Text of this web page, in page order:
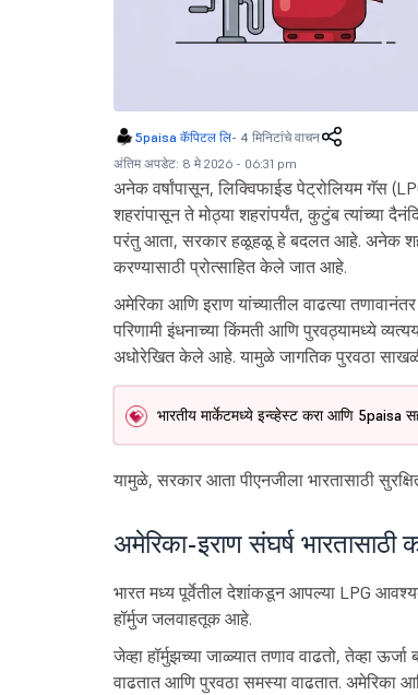
5paisa कॅपिटल लि- 4 मिनिटांचे वाचन
अंतिम अपडेट: 8 मे 2026 - 06:31 pm
अनेक वर्षांपासून, लिक्विफाईड पेट्रोलियम गॅस
शहरांपासून ते मोठ्या शहरांपर्यंत, कुटुंब त्यांच्या
परंतु आता, सरकार हळूहळू हे बदलत आहे. अनेक
करण्यासाठी प्रोत्साहित केले जात आहे.
अमेरिका आणि इराण यांच्यातील वाढत्या
परिणामी इंधनाच्या किंमती आणि पुरवठ्यामध्ये
अधोरेखित केले आहे. यामुळे जागतिक पुरवठा
भारतीय मार्केटमध्ये इन्व्हेस्ट करा आणि 5paisa
यामुळे, सरकार आता पीएनजीला भारतासाठी
अमेरिका-इराण संघर्ष भारतासाठी
भारत मध्य पूर्वेतील देशांकडून आपल्या LPG
हॉर्मुज जलवाहतूक आहे.
जेव्हा हॉर्मुझच्या जाळ्यात तणाव वाढतो, तेव्हा
वाढतात आणि पुरवठा समस्या वाढतात. अमेरिका